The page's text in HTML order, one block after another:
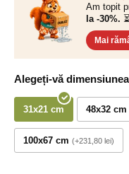
Am topit
la -30%.
Mai
Alegeți-vă
31x21 cm 48x32 cm
100x67 cm +231,80 lei